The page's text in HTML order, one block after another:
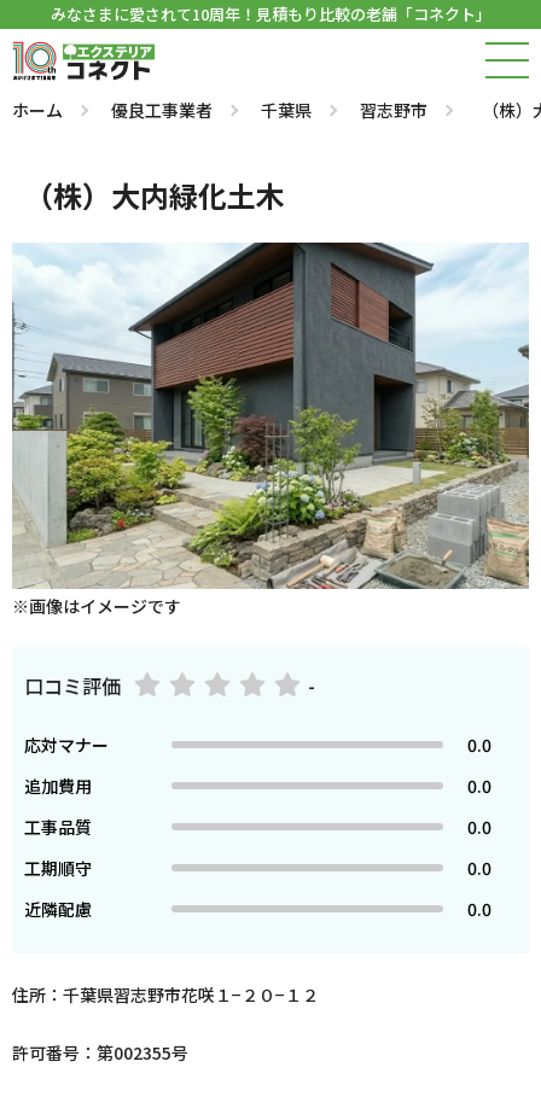
みなさまに愛されて10周年！見積もり比較の老舗「コネクト」
ホーム 優良工事業者 千葉県 習志野市 （株
（株）大内緑化土木
※画像はイメージです
口コミ評価 -
応対マナー
0.0
追加費用
0.0
工事品質
0.0
工期順守
0.0
近隣配慮
0.0
住所：千葉県習志野市花咲１−２０−１２
許可番号：第002355号